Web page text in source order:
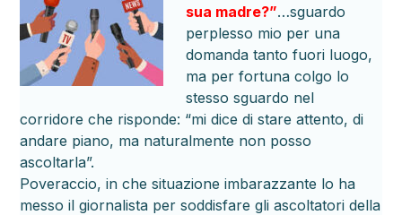
sua madre?”…sguardo
perplesso mio per una
domanda tanto fuori luogo,
ma per fortuna colgo lo
stesso sguardo nel
corridore che risponde: “mi dice di stare attento, di
andare piano, ma naturalmente non posso
ascoltarla”.
Poveraccio, in che situazione imbarazzante lo ha
messo il giornalista per soddisfare gli ascoltatori della